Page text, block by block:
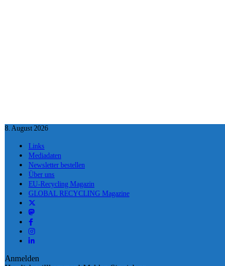
8. August 2026
Links
Mediadaten
Newsletter bestellen
Über uns
EU-Recycling Magazin
GLOBAL RECYCLING Magazine
Anmelden